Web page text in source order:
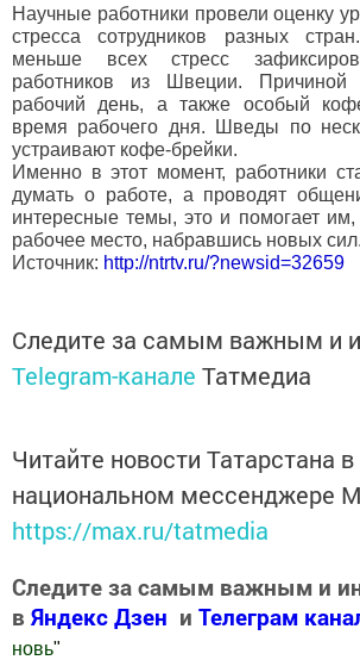
Научные работники провели оценку
стресса сотрудников разных
меньше всех стресс
работников из Швеции. Причиной
рабочий день, а также особый
время рабочего дня. Шведы по
устраивают кофе-брейки.
Именно в этот момент, работники
думать о работе, а проводят
интересные темы, это и помогает
рабочее место, набравшись новых сил.
Источник: http://ntrtv.ru/?newsid=32659
Следите за самым важным и
Telegram-канале Татмедиа
Читайте новости Татарстана в
национальном мессенджере
https://max.ru/tatmedia
Следите за самым важным и
в Яндекс Дзен и Телеграм
новь"